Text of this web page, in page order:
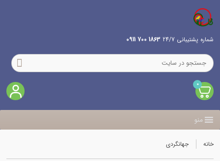
شماره پشتیبانی 24/7 1863 700 0911
0
منو
خانه جهانگردی